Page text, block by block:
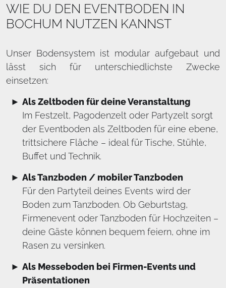
WIE DU DEN EVENTBODEN IN
BOCHUM NUTZEN KANNST
Unser Bodensystem ist modular aufgebaut und
lässt sich für unterschiedlichste Zwecke
einsetzen:
Als Zeltboden für deine Veranstaltung
Im Festzelt, Pagodenzelt oder Partyzelt sorgt
der Eventboden als Zeltboden für eine ebene,
trittsichere Fläche – ideal für Tische, Stühle,
Buffet und Technik.
Als Tanzboden / mobiler Tanzboden
Für den Partyteil deines Events wird der
Boden zum Tanzboden. Ob Geburtstag,
Firmenevent oder Tanzboden für Hochzeiten –
deine Gäste können bequem feiern, ohne im
Rasen zu versinken.
Als Messeboden bei Firmen-Events und
Präsentationen